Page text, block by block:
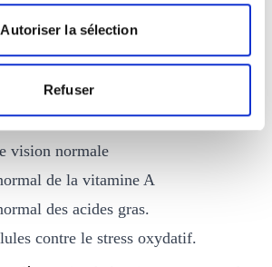
Autoriser la sélection
Refuser
contre le stress oxydatif
vision normale.
normale
vision normale
de la vitamine A
des acides gras.
contre le stress oxydatif.